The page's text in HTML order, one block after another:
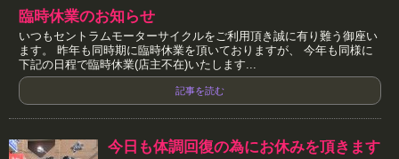
臨時休業のお知らせ
いつもセントラムモーターサイクルをご利用頂き誠に有り難う御座い
ます。 昨年も同時期に臨時休業を頂いておりますが、 今年も同様に
下記の日程で臨時休業(店主不在)いたします...
記事を読む
今日も体調回復の為にお休みを頂きます